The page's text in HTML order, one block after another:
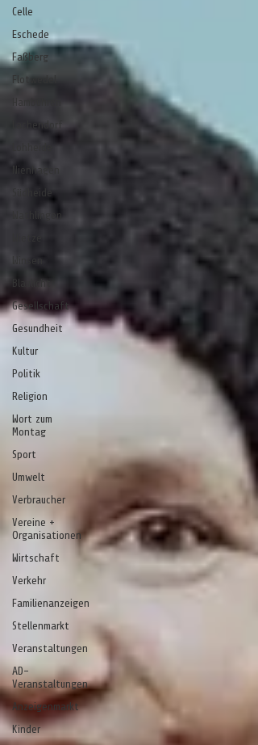
Celle
Eschede
Faßberg
Flotwedel
Lachendorf
Nienhagen
Südheide
Wathlingen
Winsen
Blaulicht
Gesellschaft
Gesundheit
Kultur
Politik
Religion
Wort zum
Montag
Sport
Umwelt
Verbraucher
Vereine +
Organisationen
Wirtschaft
Verkehr
Familienanzeigen
Stellenmarkt
Veranstaltungen
AD-
Veranstaltungen
Anzeigenmarkt
Kinder